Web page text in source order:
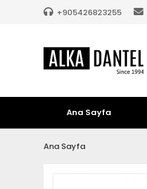
+905426823255
Ana Sayfa
Ana Sayfa